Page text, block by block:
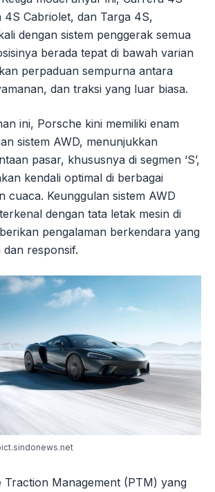
4S Cabriolet, dan Targa 4S,
dengan sistem penggerak semua
berada tepat di bawah varian
perpaduan sempurna antara
dan traksi yang luar biasa.
ini, Porsche kini memiliki enam
sistem AWD, menunjukkan
pasar, khususnya di segmen ‘S’,
kendali optimal di berbagai
cuaca. Keunggulan sistem AWD
dengan tata letak mesin di
pengalaman berkendara yang
responsif.
Traction Management (PTM) yang